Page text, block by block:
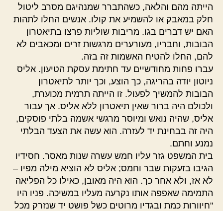
הייתה מהם והלאה, כשהתברר שמנהיגם מסרב ליטול
חלק במאבק או להשמיע את קולו. אנשים החלו לתהות
האם יש דברים בגו. מריבות שוליות פרצו בתיאטרון
הבובות, וחבריו, מעורערים מרגשות זרים ומכאבים לא
להם, החלו להטיח האשמות זה בזה.
עברו פחות מחודשיים עד חתימת עסקת הטיעון. אליס
ניוטון יודה בהריגה, כך הוצע, וכך יותר לתיאטרון
הבובות להמשיך לפעול. זו הייתה תרמית מכוערת,
ולכולם היה ברור שאין תיאטרון ללא אליס. אך עבור
אליס, שהיה נואש ומיוסר מרגשי אשמה בלתי פוסקים,
היה זה בבחינת יד לעזרה. הוא עשה את הצעד הבלתי
נמנע וחתם.
בית המשפט גזר עליו חמש עשרה שנות מאסר. חסידיו
הגיבו בזעקות שבר וחמס; אליס לא הוציא מילה מפיו –
לא אז, ולא אחר כך. הוא היה מאובן, כאילו כל הפליאה
התמימה שאפפה אותו נקרעה מעליו במשיכה. פניו היו
"חיוורות כמת ובגדיו מרוטים כשל פושט יד שנזרק מכל